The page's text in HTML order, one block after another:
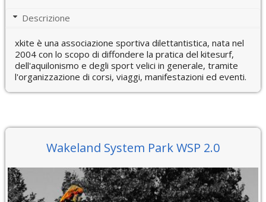
Descrizione
xkite è una associazione sportiva dilettantistica, nata nel
2004 con lo scopo di diffondere la pratica del kitesurf,
dell'aquilonismo e degli sport velici in generale, tramite
l'organizzazione di corsi, viaggi, manifestazioni ed eventi.
Wakeland System Park WSP 2.0